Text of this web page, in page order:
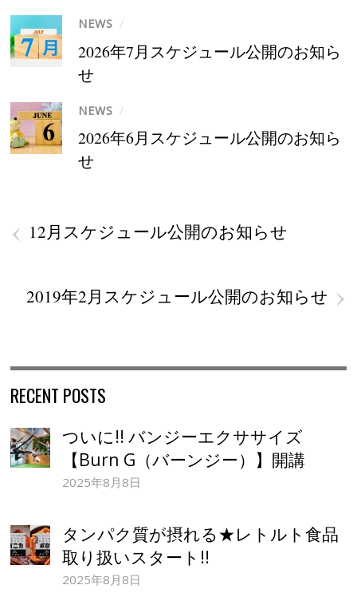
NEWS /
2026年7月スケジュール公開のお知ら
せ
NEWS /
2026年6月スケジュール公開のお知ら
せ
‹ 12月スケジュール公開のお知らせ
›
2019年2月スケジュール公開のお知らせ
RECENT POSTS
ついに!! バンジーエクササイズ
【Burn G（バーンジー）】開講
2025年8月8日
タンパク質が摂れる★レトルト食品
取り扱いスタート!!
2025年8月8日